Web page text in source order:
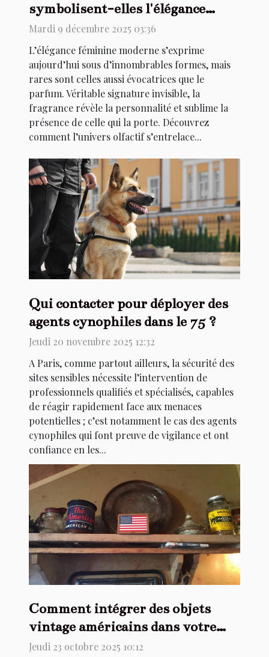
symbolisent-elles l'élégance
féminine moderne ?
Mardi 9 décembre 2025 03:36
L’élégance féminine moderne s’exprime
aujourd’hui sous d’innombrables formes, mais
rares sont celles aussi évocatrices que le
parfum. Véritable signature invisible, la
fragrance révèle la personnalité et sublime la
présence de celle qui la porte. Découvrez
comment l’univers olfactif s’entrelace...
Qui contacter pour déployer des
agents cynophiles dans le 75 ?
Jeudi 20 novembre 2025 12:32
A Paris, comme partout ailleurs, la sécurité des
sites sensibles nécessite l’intervention de
professionnels qualifiés et spécialisés, capables
de réagir rapidement face aux menaces
potentielles ; c’est notamment le cas des agents
cynophiles qui font preuve de vigilance et ont
confiance en les...
Comment intégrer des objets
vintage américains dans votre
décoration intérieure ?
Jeudi 23 octobre 2025 10:12